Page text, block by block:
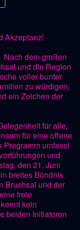
Akzeptanz!
Nach dem großen
und die Region
voller bunter
zu würdigen,
ein Zeichen der
für alle,
für eine offene
Programm umfasst
und
den 21. Juni
breites Bündnis
Bruchsal und der
freie
kein
beiden Initiatoren